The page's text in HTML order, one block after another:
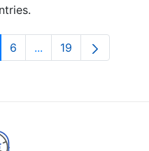
Pages Use TAB to
Page
6 ...Intermediate Pages
Page
19